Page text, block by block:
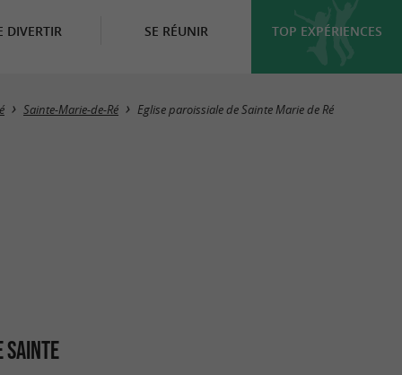
DIVERTIR SE RÉUNIR TOP EXPÉRIENCES
Sainte-Marie-de-Ré Eglise paroissiale de Sainte Marie de Ré
SAINTE